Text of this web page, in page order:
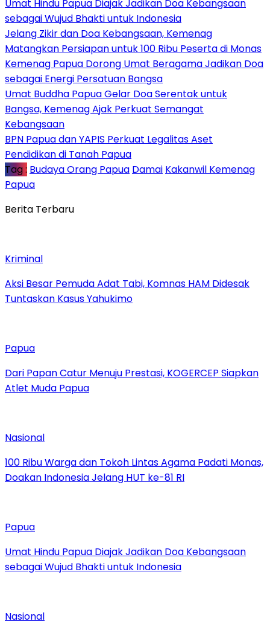
Umat Hindu Papua Diajak Jadikan Doa Kebangsaan
sebagai Wujud Bhakti untuk Indonesia
Jelang Zikir dan Doa Kebangsaan, Kemenag
Matangkan Persiapan untuk 100 Ribu Peserta di Monas
Kemenag Papua Dorong Umat Beragama Jadikan Doa
sebagai Energi Persatuan Bangsa
Umat Buddha Papua Gelar Doa Serentak untuk
Bangsa, Kemenag Ajak Perkuat Semangat
Kebangsaan
BPN Papua dan YAPIS Perkuat Legalitas Aset
Pendidikan di Tanah Papua
Tag : Budaya Orang Papua Damai Kakanwil Kemenag
Papua
Berita Terbaru
Kriminal
Aksi Besar Pemuda Adat Tabi, Komnas HAM Didesak
Tuntaskan Kasus Yahukimo
Papua
Dari Papan Catur Menuju Prestasi, KOGERCEP Siapkan
Atlet Muda Papua
Nasional
100 Ribu Warga dan Tokoh Lintas Agama Padati Monas,
Doakan Indonesia Jelang HUT ke-81 RI
Papua
Umat Hindu Papua Diajak Jadikan Doa Kebangsaan
sebagai Wujud Bhakti untuk Indonesia
Nasional